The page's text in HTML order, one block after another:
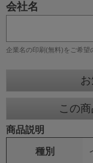
会社名
企業名の印刷(無料)をご希望
この
商品説明
種別